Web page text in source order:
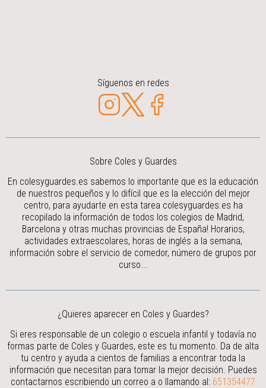
Síguenos en redes
Sobre Coles y Guardes
En colesyguardes.es sabemos lo importante que es la educación
de nuestros pequeños y lo difícil que es la elección del mejor
centro, para ayudarte en esta tarea colesyguardes.es ha
recopilado la información de todos los colegios de Madrid,
Barcelona y otras muchas provincias de España! Horarios,
actividades extraescolares, horas de inglés a la semana,
información sobre el servicio de comedor, número de grupos por
curso...
¿Quieres aparecer en Coles y Guardes?
Si eres responsable de un colegio o escuela infantil y todavía no
formas parte de Coles y Guardes, este es tu momento. Da de alta
tu centro y ayuda a cientos de familias a encontrar toda la
información que necesitan para tomar la mejor decisión. Puedes
contactarnos escribiendo un correo a o llamando al: 651354477